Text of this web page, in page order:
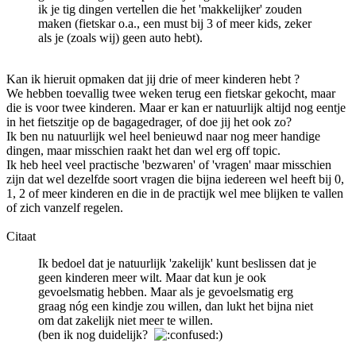
ik je tig dingen vertellen die het 'makkelijker' zouden
maken (fietskar o.a., een must bij 3 of meer kids, zeker
als je (zoals wij) geen auto hebt).
Kan ik hieruit opmaken dat jij drie of meer kinderen hebt ?
We hebben toevallig twee weken terug een fietskar gekocht, maar
die is voor twee kinderen. Maar er kan er natuurlijk altijd nog eentje
in het fietszitje op de bagagedrager, of doe jij het ook zo?
Ik ben nu natuurlijk wel heel benieuwd naar nog meer handige
dingen, maar misschien raakt het dan wel erg off topic.
Ik heb heel veel practische 'bezwaren' of 'vragen' maar misschien
zijn dat wel dezelfde soort vragen die bijna iedereen wel heeft bij 0,
1, 2 of meer kinderen en die in de practijk wel mee blijken te vallen
of zich vanzelf regelen.
Citaat
Ik bedoel dat je natuurlijk 'zakelijk' kunt beslissen dat je
geen kinderen meer wilt. Maar dat kun je ook
gevoelsmatig hebben. Maar als je gevoelsmatig erg
graag nóg een kindje zou willen, dan lukt het bijna niet
om dat zakelijk niet meer te willen.
(ben ik nog duidelijk?
)